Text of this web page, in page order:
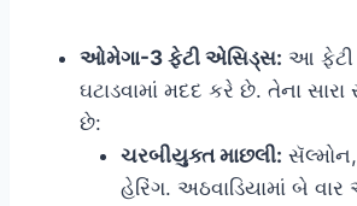
ઓમેગા-3 ફેટી એસિડ્સ: આ ફેટી
ઘટાડવામાં મદદ કરે છે. તેના સારા
છે:
ચરબીયુક્ત માછલી:
હેરિંગ. અઠવાડિયામાં બે